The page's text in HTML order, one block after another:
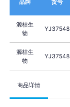
品牌 货号
源桔生
物
YJ37548
源桔生
物
YJ37548
商品详情